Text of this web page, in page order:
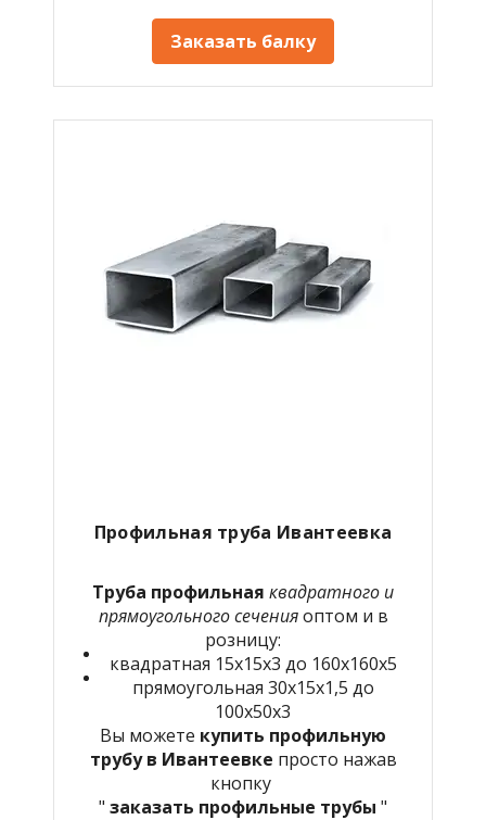
Заказать балку
Профильная труба Ивантеевка
Труба профильная квадратного и
прямоугольного сеченияоптом и в
розницу:
квадратная 15х15х3 до 160х160х5
прямоугольная 30х15х1,5 до
100х50х3
Вы можете купить профильную
трубу в Ивантеевке просто нажав
кнопку
" заказать профильные трубы "